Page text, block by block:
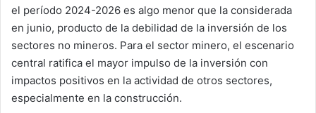
el período 2024-2026 es algo menor que la considerada
en junio, producto de la debilidad de la inversión de los
sectores no mineros. Para el sector minero, el escenario
central ratifica el mayor impulso de la inversión con
impactos positivos en la actividad de otros sectores,
especialmente en la construcción.